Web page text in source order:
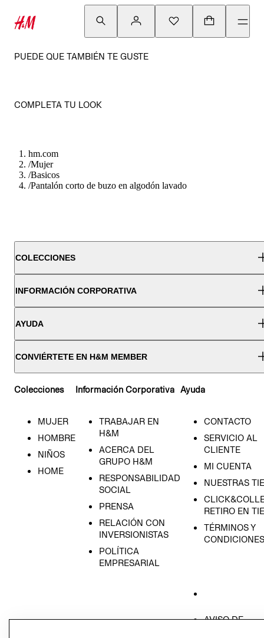
PUEDE QUE TAMBIÉN TE GUSTE
COMPLETA TU LOOK
hm.com
/Mujer
/Basicos
/Pantalón corto de buzo en algodón lavado
COLECCIONES
INFORMACIÓN CORPORATIVA
AYUDA
CONVIÉRTETE EN H&M MEMBER
Colecciones
MUJER
HOMBRE
NIÑOS
HOME
Información Corporativa
TRABAJAR EN
H&M
ACERCA DEL
GRUPO H&M
RESPONSABILIDAD
SOCIAL
PRENSA
RELACIÓN CON
INVERSIONISTAS
POLÍTICA
EMPRESARIAL
Ayuda
CONTACTO
SERVICIO AL
CLIENTE
MI CUENTA
NUESTRAS
RETIRO EN
TÉRMINOS Y
CONDICIONES
AVISO DE